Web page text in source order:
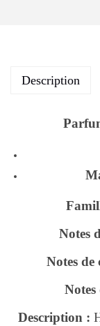
Description
Notes
Notes
Description :